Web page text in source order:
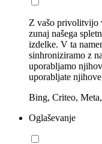
Z vašo privolitvijo
zunaj našega
izdelke. V ta
sinhroniziramo z
uporabljamo
uporabljate
Bing, Criteo,
Oglaševanje